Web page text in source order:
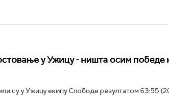
у Ужицу - ништа осим победе
су у Ужицу екипу Слободе резултатом 63:55